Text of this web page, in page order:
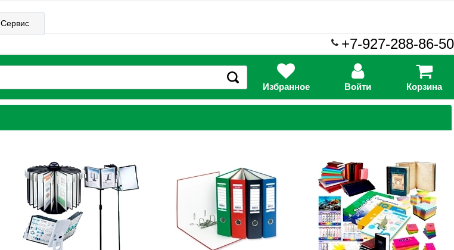
Сервис
+7-927-288-86-50
Избранное Войти Корзина